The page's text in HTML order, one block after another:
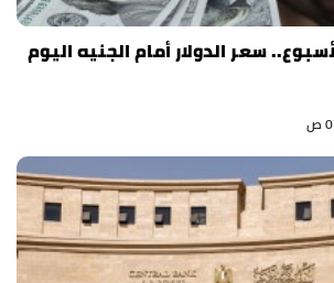
سعر الدولار أمام الجنيه اليوم